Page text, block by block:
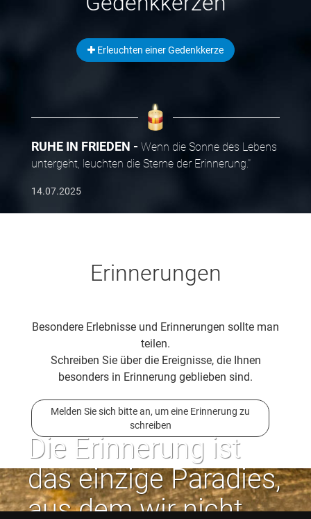
Erleuchten einer Gedenkkerze
RUHE IN FRIEDEN
Wenn die Sonne des Lebens
untergeht, leuchten die Sterne der Erinnerung."
14.07.2025
Erinnerungen
Besondere Erlebnisse und Erinnerungen sollte man
teilen.
Schreiben Sie über die Ereignisse, die Ihnen
besonders in Erinnerung geblieben sind.
Melden Sie sich bitte an, um eine Erinnerung zu
schreiben
Die Erinnerung ist
das einzige Paradies,
aus dem wir nicht